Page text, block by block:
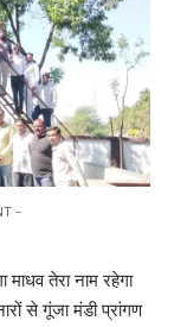
-
तेरा नाम रहेगा
से गूंजा मंडी प्रांगण